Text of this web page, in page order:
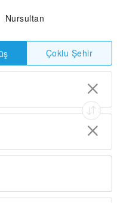
Nursultan
Çoklu Şehir